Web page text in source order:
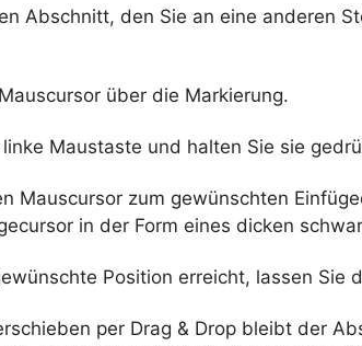
Abschnitt, den Sie an eine anderen
über die Markierung.
Maustaste und halten Sie sie
Mauscursor zum gewünschten
in der Form eines dicken
Position erreicht, lassen Sie
per Drag & Drop bleibt der